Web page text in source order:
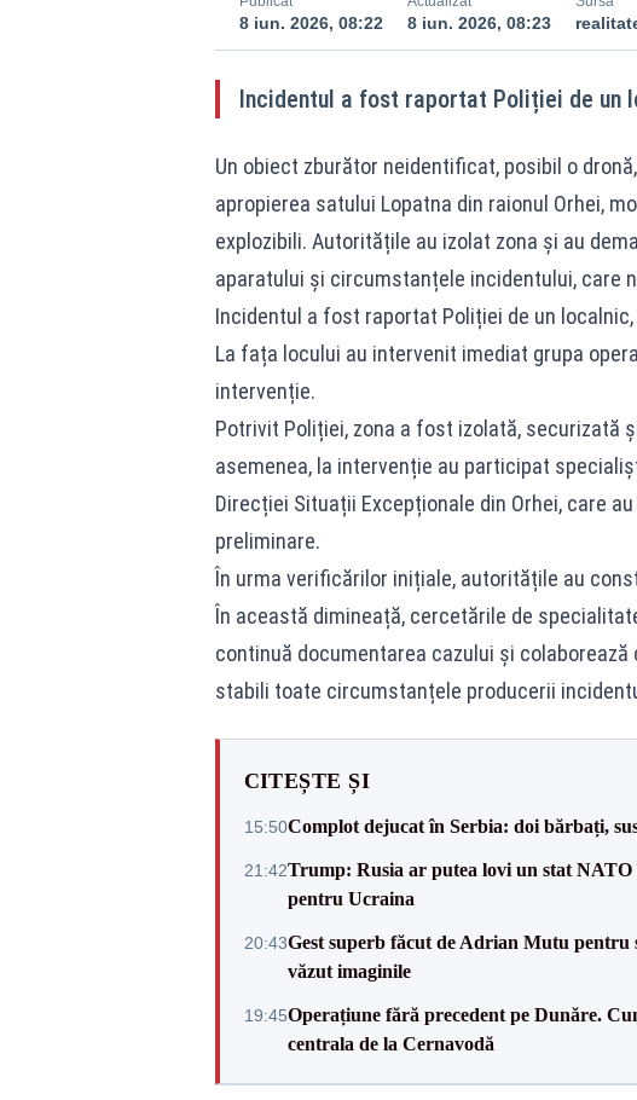
8 iun. 2026, 08:22 8 iun. 2026, 08:23
Incidentul a fost raportat Poliției de un
Un obiect zburător neidentificat, posibil o
apropierea satului Lopatna din raionul Orhei,
explozibili. Autoritățile au izolat zona și au
aparatului și circumstanțele incidentului, care
Incidentul a fost raportat Poliției de un
La fața locului au intervenit imediat grupa
intervenție.
Potrivit Poliției, zona a fost izolată, securizată
asemenea, la intervenție au participat
Direcției Situații Excepționale din Orhei, care
preliminare.
În urma verificărilor inițiale, autoritățile au
În această dimineață, cercetările de
continuă documentarea cazului și
stabili toate circumstanțele producerii
CITEȘTE ȘI
15:50Complot dejucat în Serbia: doi bărbați,
21:42Trump: Rusia ar putea lovi un stat NATO
pentru Ucraina
20:43Gest superb făcut de Adrian Mutu pentru
văzut imaginile
19:45Operațiune fără precedent pe Dunăre.
centrala de la Cernavodă